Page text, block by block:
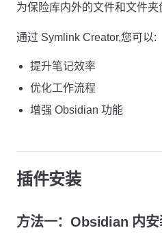
为保险库内外的文件和文件夹
通过 Symlink Creator,您可以:
提升笔记效率
优化工作流程
增强 Obsidian 功能
插件安装
方法一：Obsidian 内安